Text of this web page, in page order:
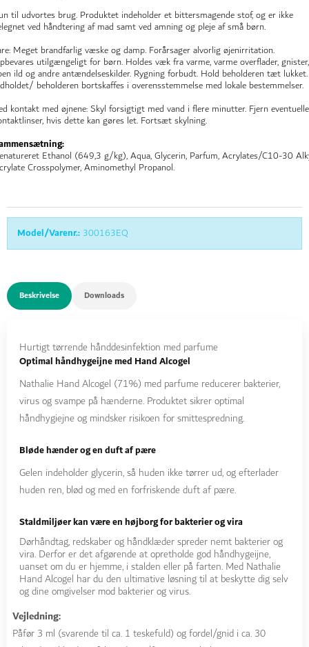
til udvortes brug. Produktet indeholder et bittersmagende stof, og er ikke
ved håndtering af mad samt ved amning og pleje af små børn.
Meget brandfarlig væske og damp. Forårsager alvorlig øjenirritation.
utilgængeligt for børn. Holdes væk fra varme, varme overflader, gnister,
ild og andre antændelseskilder. Rygning forbudt. Hold beholderen tæt lukket.
beholderen bortskaffes i overensstemmelse med lokale bestemmelser.
kontakt med øjnene: Skyl forsigtigt med vand i flere minutter. Fjern eventuelle
hvis dette kan gøres let. Fortsæt skylning.
Ethanol (649,3 g/kg), Aqua, Glycerin, Parfum, Acrylates/C10-30
Crosspolymer, Aminomethyl Propanol.
Model/Varenr.: 300163EQ
Beskrivelse Downloads
Hurtigt tørrende hånddesinfektion med parfume
Optimal håndhygeijne med Hand Alcogel
Nathalie Hand Alcogel (71%) med parfume reducerer bakterier,
virus og svampe på hænderne. Produktet sikrer optimal
håndhygiejne og mindsker risikoen for smittespredning.
Bløde hænder og en duft af pære
Gelen indeholder glycerin, så huden ikke tørrer ud, og efterlader
huden ren, blød og med en forfriskende duft af pære.
Staldmiljøer kan være en højborg for bakterier og vira
Dørhåndtag, redskaber og håndklæder spreder nemt bakterier og
vira. Derfor er det afgørende at opretholde god håndhygeijne,
uanset om du er hjemme, i stalden eller på farten. Med Nathalie
Hand Alcogel har du den ultimative løsning til at beskytte dig selv
og dine omgivelser mod bakterier og virus.
Vejledning:
Påfør 3 ml (svarende til ca. 1 teskefuld) og fordel/gnid i ca. 30